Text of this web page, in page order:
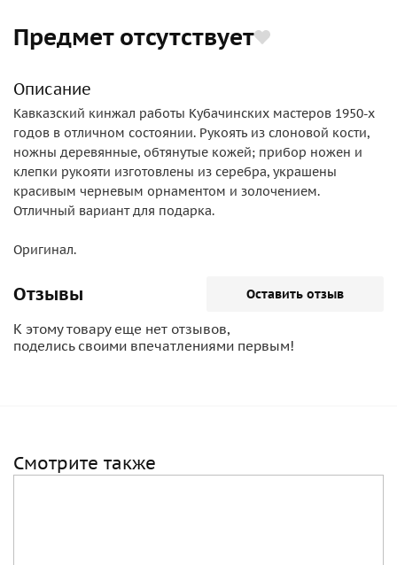
Предмет отсутствует
Описание
Кавказский кинжал работы Кубачинских мастеров 1950-х
годов в отличном состоянии. Рукоять из слоновой кости,
ножны деревянные, обтянутые кожей; прибор ножен и
клепки рукояти изготовлены из серебра, украшены
красивым черневым орнаментом и золочением.
Отличный вариант для подарка.
Оригинал.
Отзывы Оставить отзыв
К этому товару еще нет отзывов,
поделись своими впечатлениями первым!
Смотрите также